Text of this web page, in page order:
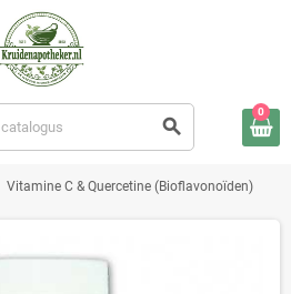
search
0
Vitamine C & Quercetine (Bioflavonoïden)